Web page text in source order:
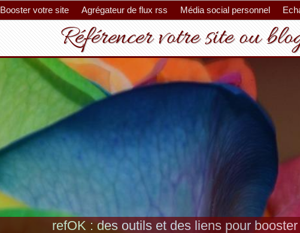
Booster votre site Agrégateur de flux rss Média social personnel
Référencer votre site ou
refOK : des outils et des liens pour